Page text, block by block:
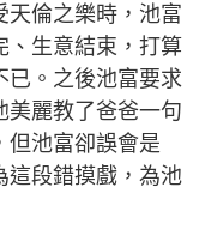
天倫之樂時，池富
、生意結束，打算
已。之後池富要求
美麗教了爸爸一句
但池富卻誤會是
這段錯摸戲，為池